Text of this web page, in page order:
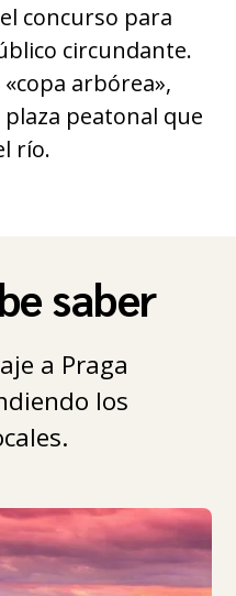
concurso para
circundante.
arbórea»,
peatonal que
río.
saber
a Praga
los